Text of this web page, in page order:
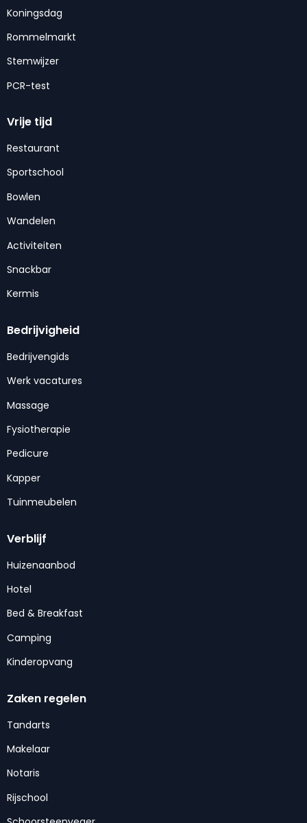
Koningsdag
Rommelmarkt
Stemwijzer
PCR-test
Vrije tijd
Restaurant
Sportschool
Bowlen
Wandelen
Activiteiten
Snackbar
Kermis
Bedrijvigheid
Bedrijvengids
Werk vacatures
Massage
Fysiotherapie
Pedicure
Kapper
Tuinmeubelen
Verblijf
Huizenaanbod
Hotel
Bed & Breakfast
Camping
Kinderopvang
Zaken regelen
Tandarts
Makelaar
Notaris
Rijschool